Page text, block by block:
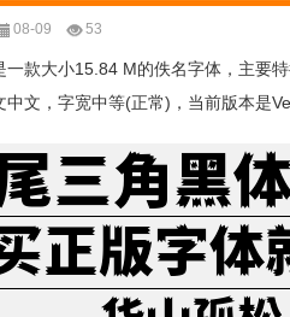
08-09 53
款大小15.84 M的佚名字体，主要
文，字宽中等(正常)，当前版本是